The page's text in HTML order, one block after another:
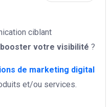
ciblant
booster votre visibilité ?
de marketing digital
et/ou services.